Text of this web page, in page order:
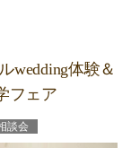
wedding体験＆
フェア
談会